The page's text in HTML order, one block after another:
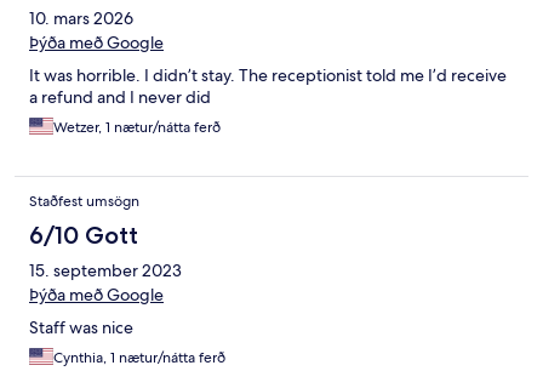
10. mars 2026
Þýða með Google
It was horrible. I didn’t stay. The receptionist told me I’d receive
a refund and I never did
Wetzer, 1 nætur/nátta ferð
Staðfest umsögn
6/10 Gott
15. september 2023
Þýða með Google
Staff was nice
Cynthia, 1 nætur/nátta ferð